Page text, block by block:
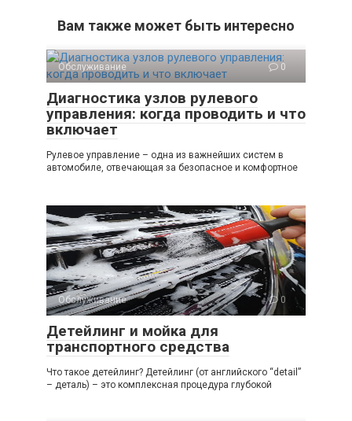
Вам также может быть интересно
Обслуживание 0
Диагностика узлов рулевого
управления: когда проводить и что
включает
Рулевое управление – одна из важнейших систем в
автомобиле, отвечающая за безопасное и комфортное
Обслуживание 0
Детейлинг и мойка для
транспортного средства
Что такое детейлинг? Детейлинг (от английского “detail”
– деталь) – это комплексная процедура глубокой